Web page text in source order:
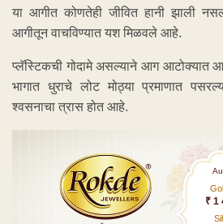
या आगीत कोणतेही जीवित हानी झाली
आगीतून वाचविण्यात यश मिळवले आहे.
प्लॅस्टिकची गोदामे असल्याने आग
भागात धुराचे लोट मोठ्या प्रमाणात
श्वसनाचा त्रास होत आहे.
₹ 1